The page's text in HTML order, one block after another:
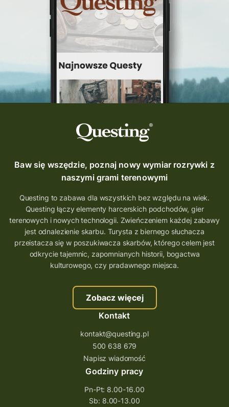
Questing Świętokrzyskie
questing śląskie
Quest Szlak Przygody
przygoda
nowy quest
najlepsze questy
wycieczki
turystyka przygodowa
Szlak Przygody
szkolenie
szkło
scieżka questingowa
questy w Polsce
questujznami
QUESTOMANIA
questing.pl
Quest Koziołek Matołek
gra miejska
co zobaczyć na Śląsku
aplikacja questy
aplikacja gry terenowe
wielkopolskie questy
wakacje z questami
trenerzy questingu
szkolenie tworzenie questów
szkolenie questing
Stefan Żeromski
ścieżka
Rzeszów
questy świętokrzyskie
questujwpolsce
questuj z nami
questingwyprawa po skarb
questingowy projekt współpracy
questing wielkopolska
Baw się wszędzie, poznaj nowy wymiar rozrywki z
naszymi grami terenowymi
Questing to zabawa dla wszystkich bez względu na wiek.
Questing łączy elementy harcerskich podchodów, gier
terenowych i nowych technologii. Zwieńczeniem każdej zabawy
jest odnalezienie skarbu. Turysta z biernego słuchacza
przeistacza się w poszukiwacza skarbów, którego celem jest
odkrycie tajemnic, zapomnianych historii, bogactwa
kulturowego, czy pradawnego miejsca.
Zobacz więcej
Kontakt
kontakt@questing.pl
500 638 679
Napisz wiadomość
Godziny pracy
Pn-Pt: 8.00-16.00
Sb: 8.00-13.00